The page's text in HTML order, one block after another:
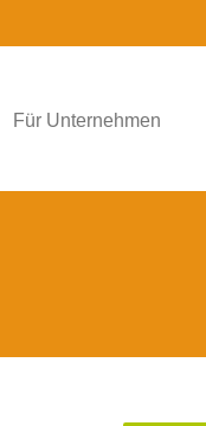
Für Unternehmen